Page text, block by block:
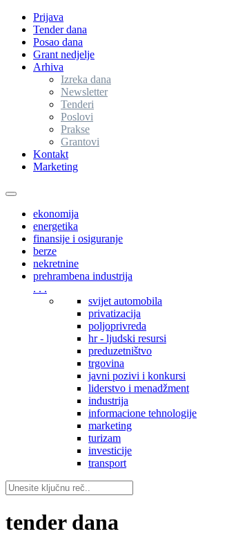
Prijava
Tender dana
Posao dana
Grant nedjelje
Arhiva
Izreka dana
Newsletter
Tenderi
Poslovi
Prakse
Grantovi
Kontakt
Marketing
Toggle
navigationekonomija
energetika
finansije i osiguranje
berze
nekretnine
prehrambena industrija
. . .
svijet automobila
privatizacija
poljoprivreda
hr - ljudski resursi
preduzetništvo
trgovina
javni pozivi i konkursi
liderstvo i menadžment
industrija
informacione tehnologije
marketing
turizam
investicije
transport
tender dana